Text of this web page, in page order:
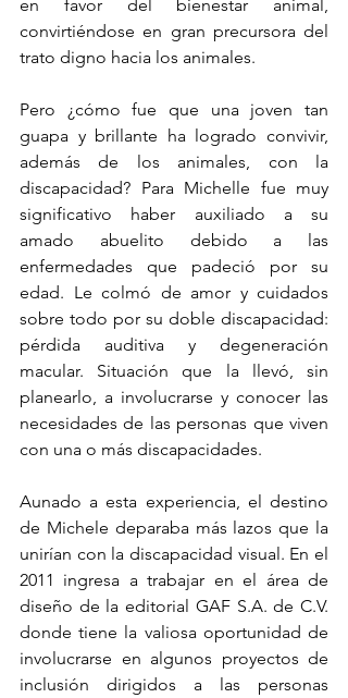
en favor del bienestar animal,
convirtiéndose en gran precursora del
trato digno hacia los animales.
Pero ¿cómo fue que una joven tan
guapa y brillante ha logrado convivir,
además de los animales, con la
discapacidad? Para Michelle fue muy
significativo haber auxiliado a su
amado abuelito debido a las
enfermedades que padeció por su
edad. Le colmó de amor y cuidados
sobre todo por su doble discapacidad:
pérdida auditiva y degeneración
macular. Situación que la llevó, sin
planearlo, a involucrarse y conocer las
necesidades de las personas que viven
con una o más discapacidades.
Aunado a esta experiencia, el destino
de Michele deparaba más lazos que la
unirían con la discapacidad visual. En el
2011 ingresa a trabajar en el área de
diseño de la editorial GAF S.A. de C.V.
donde tiene la valiosa oportunidad de
involucrarse en algunos proyectos de
inclusión dirigidos a las personas